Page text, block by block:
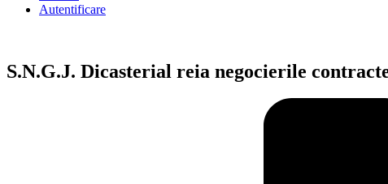
Autentificare
S.N.G.J. Dicasterial reia negocierile